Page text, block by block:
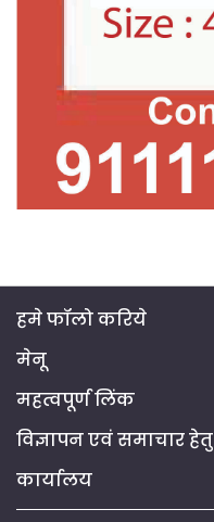
हमे फॉलो करिये
मेनू
महत्वपूर्ण लिंक
विज्ञापन एवं समाचार हेतु
कार्यालय